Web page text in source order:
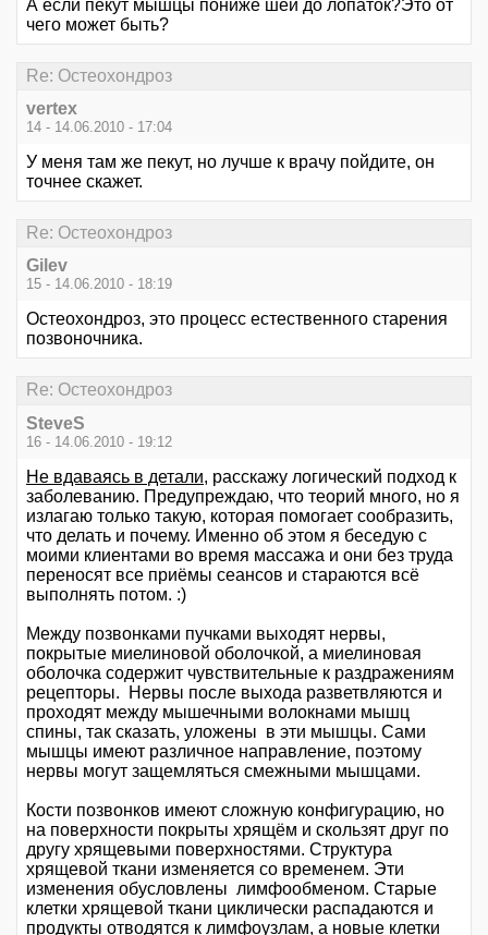
А если пекут мышцы пониже шеи до лопаток?Это от
чего может быть?
Re: Остеохондроз
vertex
14 - 14.06.2010 - 17:04
У меня там же пекут, но лучше к врачу пойдите, он
точнее скажет.
Re: Остеохондроз
Gilev
15 - 14.06.2010 - 18:19
Остеохондроз, это процесс естественного старения
позвоночника.
Re: Остеохондроз
SteveS
16 - 14.06.2010 - 19:12
Не вдаваясь в детали, расскажу логический подход к
заболеванию. Предупреждаю, что теорий много, но я
излагаю только такую, которая помогает сообразить,
что делать и почему. Именно об этом я беседую с
моими клиентами во время массажа и они без труда
переносят все приёмы сеансов и стараются всё
выполнять потом. :)
Между позвонками пучками выходят нервы,
покрытые миелиновой оболочкой, а миелиновая
оболочка содержит чувствительные к раздражениям
рецепторы. Нервы после выхода разветвляются и
проходят между мышечными волокнами мышц
спины, так сказать, уложены в эти мышцы. Сами
мышцы имеют различное направление, поэтому
нервы могут защемляться смежными мышцами.
Кости позвонков имеют сложную конфигурацию, но
на поверхности покрыты хрящём и скользят друг по
другу хрящевыми поверхностями. Структура
хрящевой ткани изменяется со временем. Эти
изменения обусловлены лимфообменом. Старые
клетки хрящевой ткани циклически распадаются и
продукты отводятся к лимфоузлам, а новые клетки